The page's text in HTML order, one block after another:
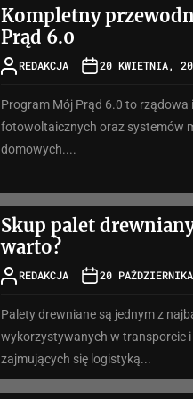
Kompletny
Prąd 6.0
REDAKCJA 20 KWIETNIA,
Program Mój Prąd 6.0 to
fotowoltaicznych oraz systemów
domowych....
Skup palet
warto?
REDAKCJA 20
Palety drewniane są jednym z
wykorzystywanych w transporcie
zajmujących się logistyką...